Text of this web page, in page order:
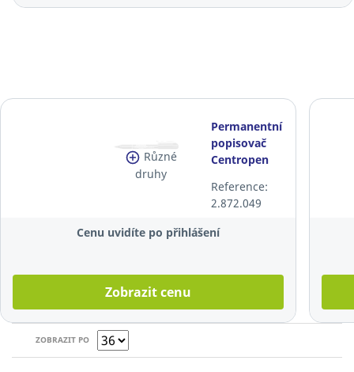
Různé
druhy
Permanentní
popisovač
Centropen
Reference:
2.872.049
Cenu uvidíte po přihlášení
Zobrazit cenu
ZOBRAZIT PO